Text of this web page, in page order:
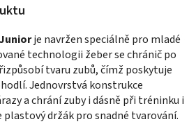
je navržen speciálně pro mladé
technologii žeber se chránič po
tvaru zubů, čímž poskytuje
Jednovrstvá konstrukce
a chrání zuby i dásně při tréninku i
plastový držák pro snadné tvarování.